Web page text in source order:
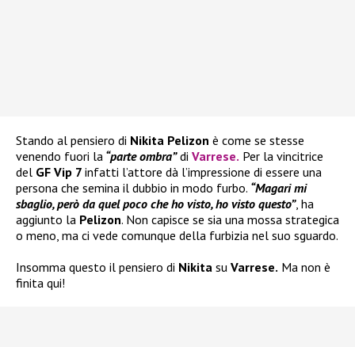
Stando al pensiero di Nikita Pelizon è come se stesse
venendo fuori la “parte ombra”di Varrese. Per la vincitrice
del GF Vip 7 infatti l’attore dà l’impressione di essere una
persona che semina il dubbio in modo furbo. “Magari mi
sbaglio, però da quel poco che ho visto, ho visto questo”, ha
aggiunto la Pelizon. Non capisce se sia una mossa strategica
o meno, ma ci vede comunque della furbizia nel suo sguardo.
Insomma questo il pensiero di Nikita su Varrese. Ma non è
finita qui!